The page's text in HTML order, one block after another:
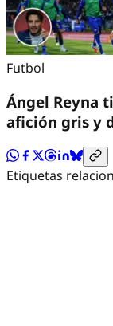
Futbol
Ángel Reyna
afición gris y
Etiquetas